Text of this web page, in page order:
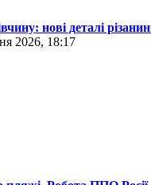
нові деталі
2026, 18:17